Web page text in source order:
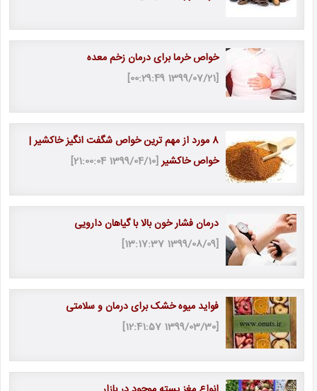
خواص خرما برای درمان زخم معده
[1399/07/21 00:29:49]
8 مورد از مهم ترین خواص شگفت انگیز خاکشیر |
خواص خاکشیر[1399/04/10 21:00:04]
درمان فشار خون بالا با گیاهان دارویی
[1399/08/09 13:17:37]
فواید میوه خشک برای درمان و سلامتی
[1399/03/30 12:41:57]